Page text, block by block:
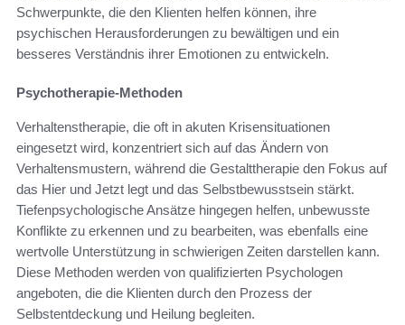
Schwerpunkte, die den Klienten helfen können, ihre
psychischen Herausforderungen zu bewältigen und ein
besseres Verständnis ihrer Emotionen zu entwickeln.
Psychotherapie-Methoden
Verhaltenstherapie, die oft in akuten Krisensituationen
eingesetzt wird, konzentriert sich auf das Ändern von
Verhaltensmustern, während die Gestalttherapie den Fokus auf
das Hier und Jetzt legt und das Selbstbewusstsein stärkt.
Tiefenpsychologische Ansätze hingegen helfen, unbewusste
Konflikte zu erkennen und zu bearbeiten, was ebenfalls eine
wertvolle Unterstützung in schwierigen Zeiten darstellen kann.
Diese Methoden werden von qualifizierten Psychologen
angeboten, die die Klienten durch den Prozess der
Selbstentdeckung und Heilung begleiten.